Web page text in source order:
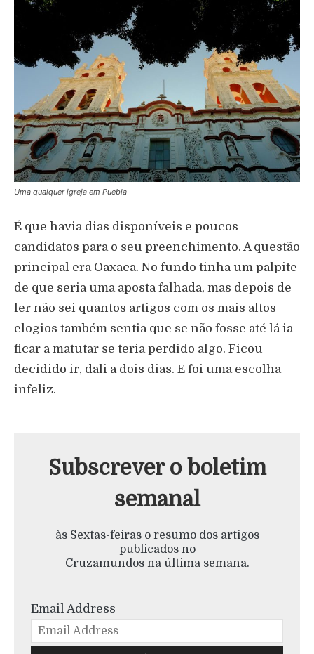
Uma qualquer igreja em Puebla
É que havia dias disponíveis e poucos
candidatos para o seu preenchimento. A questão
principal era Oaxaca. No fundo tinha um palpite
de que seria uma aposta falhada, mas depois de
ler não sei quantos artigos com os mais altos
elogios também sentia que se não fosse até lá ia
ficar a matutar se teria perdido algo. Ficou
decidido ir, dali a dois dias. E foi uma escolha
infeliz.
Subscrever o boletim
semanal
às Sextas-feiras o resumo dos artigos
publicados no
Cruzamundos na última semana.
Email Address